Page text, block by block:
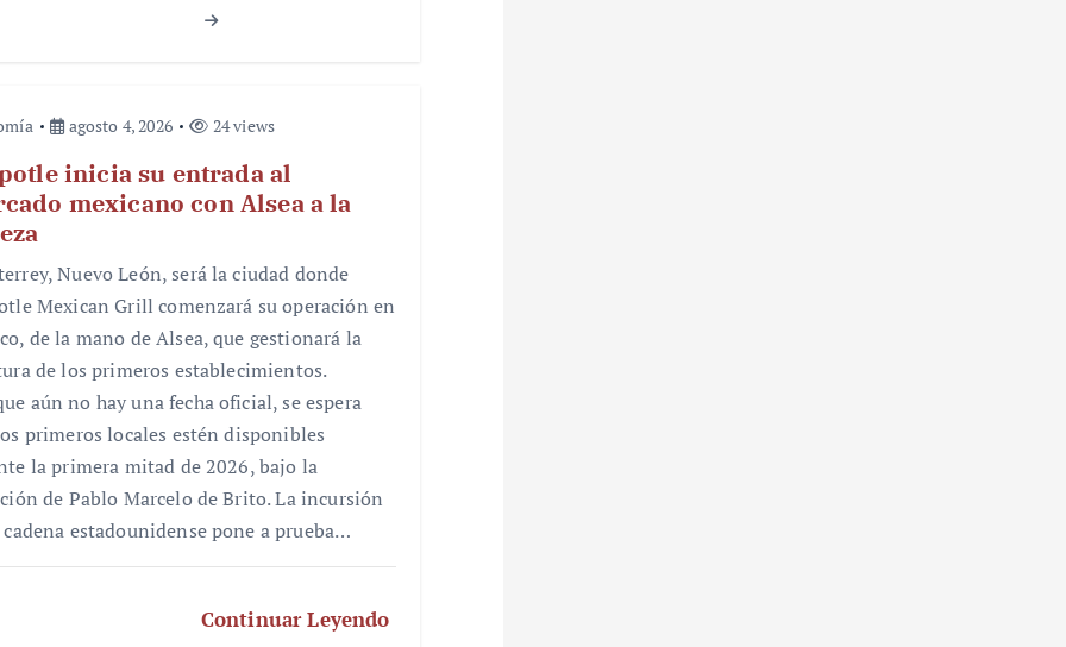
agosto 4, 2026 24 views
inicia su entrada al
mexicano con Alsea a la
Nuevo León, será la ciudad donde
Mexican Grill comenzará su operación en
de la mano de Alsea, que gestionará la
de los primeros establecimientos.
aún no hay una fecha oficial, se espera
primeros locales estén disponibles
la primera mitad de 2026, bajo la
de Pablo Marcelo de Brito. La incursión
cadena estadounidense pone a prueba…
Continuar Leyendo